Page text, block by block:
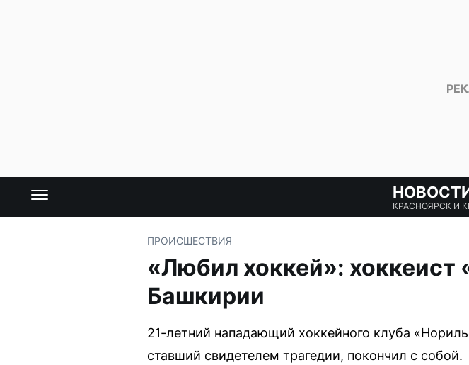
КРАСНОЯРСК И
ПРОИСШЕСТВИЯ
«Любил хоккей»: хоккеист
Башкирии
21-летний нападающий хоккейного клуба
ставший свидетелем трагедии, покончил с собой.